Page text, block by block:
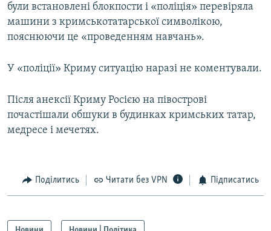
були встановлені блокпости і «поліція» перевіряла
машини з кримськотатарської символікою,
пояснюючи це «проведенням навчань».
У «поліції» Криму ситуацію наразі не коментували.
Після анексії Криму Росією на півострові
почастішали обшуки в будинках кримських татар,
медресе і мечетях.
Поділитись Читати без VPN Підписатись